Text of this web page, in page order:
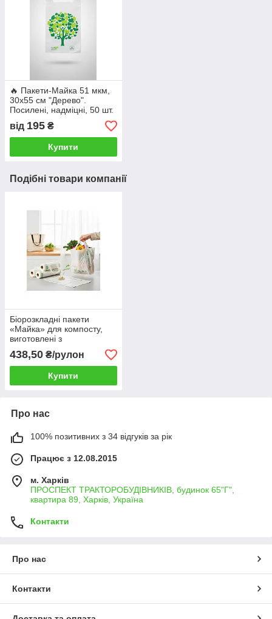
🔥 Пакети-Майка 51 мкм,
30х55 см "Дерево".
Посилені, надміцні, 50 шт.
від 195 ₴
Купити
Подібні товари компанії
Біорозкладні пакети
«Майка» для компосту,
виготовлені з
кукурудзяного крохмалю.
Формат 22/26/42, товщина
13 мкм. У рулоні — 200 шт
438,50 ₴/рулон
Купити
Про нас
100% позитивних з 34 відгуків за рік
Працює з 12.08.2015
м. Харків
ПРОСПЕКТ ТРАКТОРОБУДІВНИКІВ, будинок 65"Г",
квартира 89, Харків, Україна
Контакти
Про нас
Контакти